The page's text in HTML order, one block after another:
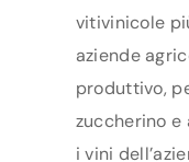
vitivinicole
aziende
produttivo,
zuccherino
i vini